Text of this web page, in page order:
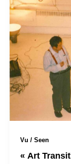
Vu / Seen
« Art